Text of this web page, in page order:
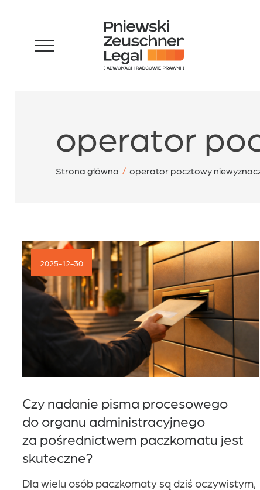
content
Sukcesy
Aktualności
Kariera
operator
Strona główna / operator pocztowy
2025-12-30
Czy nadanie pisma procesowego
do organu administracyjnego
za pośrednictwem paczkomatu jest
skuteczne?
Dla wielu osób paczkomaty są dziś oczywistym,